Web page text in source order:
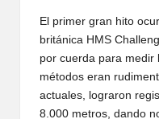
El primer gran hito
británica HMS
por cuerda para medir
métodos eran
actuales, lograron
8.000 metros, dando